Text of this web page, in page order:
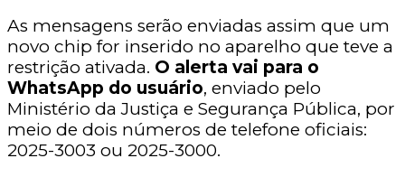
As mensagens serão enviadas assim que um
novo chip for inserido no aparelho que teve a
restrição ativada. O alerta vai para o
WhatsApp do usuário, enviado pelo
Ministério da Justiça e Segurança Pública, por
meio de dois números de telefone oficiais:
2025-3003 ou 2025-3000.